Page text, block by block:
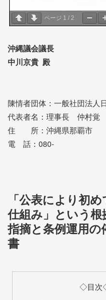
ページ 1 / 2
沖縄議会議長
中川京貴 殿
陳情者団体：一般社団法人
代表者名：理事長 仲村覚
住 所：沖縄県那覇市
電 話：080-
「公表により初
仕組み」という
指摘と条例運用
書
◇目